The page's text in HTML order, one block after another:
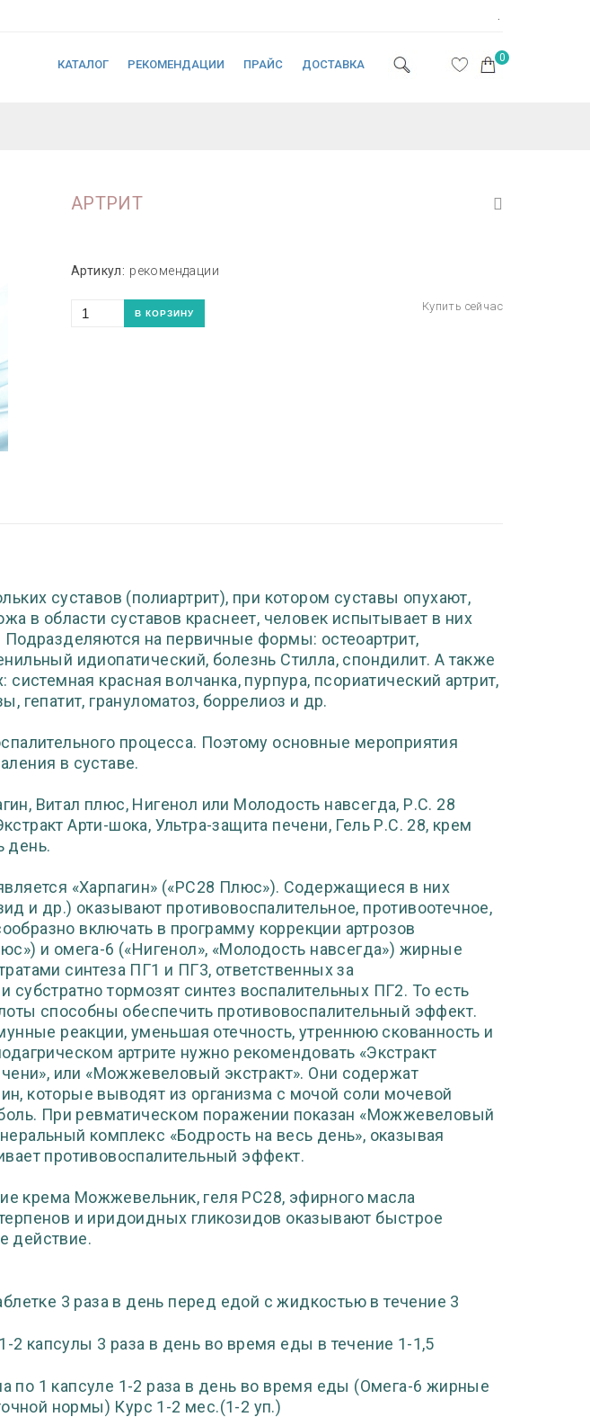
.
КАТАЛОГ РЕКОМЕНДАЦИИ ПРАЙС ДОСТАВКА 0
АРТРИТ
Артикул: рекомендации
суставов (полиартрит), при котором суставы опухают,
в области суставов краснеет, человек испытывает в них
на первичные формы: остеоартрит,
идиопатический, болезнь Стилла, спондилит. А также
системная красная волчанка, пурпура, псориатический артрит,
гепатит, грануломатоз, боррелиоз и др.
процесса. Поэтому основные мероприятия
в суставе.
Витал плюс, Нигенол или Молодость навсегда, Р.С. 28
Арти-шока, Ультра-защита печени, Гель Р.С. 28, крем
день.
«Харпагин» («РС28 Плюс»). Содержащиеся в них
и др.) оказывают противовоспалительное, противоотечное,
включать в программу коррекции артрозов
и омега-6 («Нигенол», «Молодость навсегда») жирные
синтеза ПГ1 и ПГ3, ответственных за
субстратно тормозят синтез воспалительных ПГ2. То есть
способны обеспечить противовоспалительный эффект.
реакции, уменьшая отечность, утреннюю скованность и
артрите нужно рекомендовать «Экстракт
или «Можжевеловый экстракт». Они содержат
которые выводят из организма с мочой соли мочевой
При ревматическом поражении показан «Можжевеловый
комплекс «Бодрость на весь день», оказывая
противовоспалительный эффект.
крема Можжевельник, геля РС28, эфирного масла
и иридоидных гликозидов оказывают быстрое
действие.
3 раза в день перед едой с жидкостью в течение 3
2 капсулы 3 раза в день во время еды в течение 1-1,5
по 1 капсуле 1-2 раза в день во время еды (Омега-6 жирные
нормы) Курс 1-2 мес.(1-2 уп.)